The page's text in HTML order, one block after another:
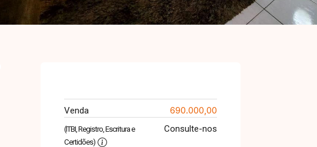
Venda 690.000,00
(ITBI, Registro, Escritura e
Certidões)
Consulte-nos